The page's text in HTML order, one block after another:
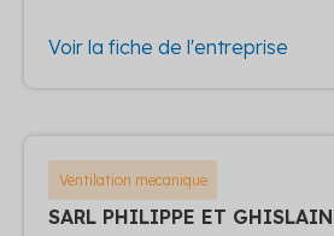
Voir la fiche de l'entreprise
Ventilation mecanique
SARL PHILIPPE ET